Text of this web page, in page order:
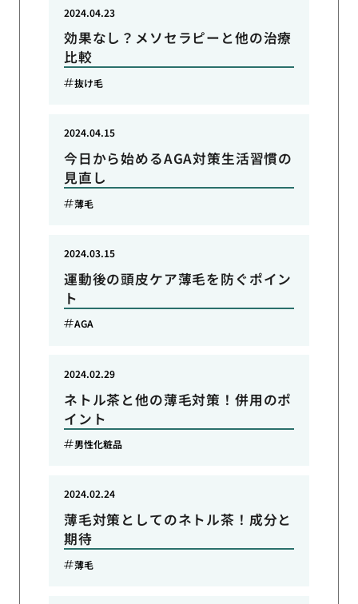
効果なし？メソセラピーと他の治療
比較
2024.04.23
抜け毛
今日から始めるAGA対策生活習慣の
見直し
2024.04.15
薄毛
運動後の頭皮ケア薄毛を防ぐポイン
ト
2024.03.15
AGA
ネトル茶と他の薄毛対策！併用のポ
イント
2024.02.29
男性化粧品
薄毛対策としてのネトル茶！成分と
期待
2024.02.24
薄毛